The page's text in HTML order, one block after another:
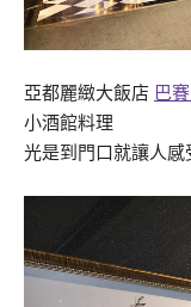
亞都麗緻大飯店 巴
小酒館料理
光是到門口就讓人